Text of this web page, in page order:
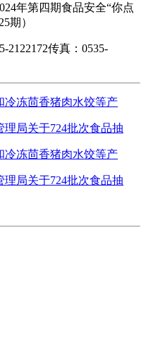
年第四期食品安全“你点
期）
传真：0535-
冷冻茴香猪肉水饺等产
局关于724批次食品抽
冷冻茴香猪肉水饺等产
局关于724批次食品抽